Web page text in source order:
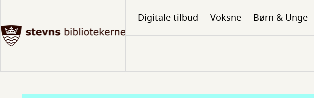
hovedindhold
Digitale tilbud Voksne Børn & Unge